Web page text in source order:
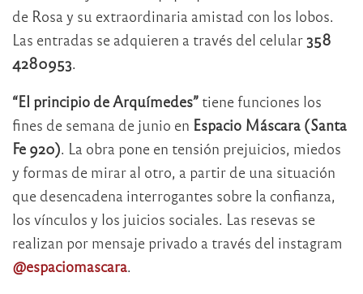
de Rosa y su extraordinaria amistad con los lobos.
Las entradas se adquieren a través del celular 358
4280953.
“El principio de Arquímedes” tiene funciones los
fines de semana de junio en Espacio Máscara (Santa
Fe 920). La obra pone en tensión prejuicios, miedos
y formas de mirar al otro, a partir de una situación
que desencadena interrogantes sobre la confianza,
los vínculos y los juicios sociales. Las resevas se
realizan por mensaje privado a través del instagram
@espaciomascara.